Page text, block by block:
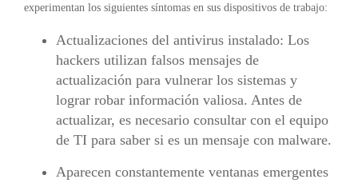
experimentan los siguientes síntomas en sus dispositivos de trabajo:
Actualizaciones del antivirus instalado: Los
hackers utilizan falsos mensajes de
actualización para vulnerar los sistemas y
lograr robar información valiosa. Antes de
actualizar, es necesario consultar con el equipo
de TI para saber si es un mensaje con malware.
Aparecen constantemente ventanas emergentes